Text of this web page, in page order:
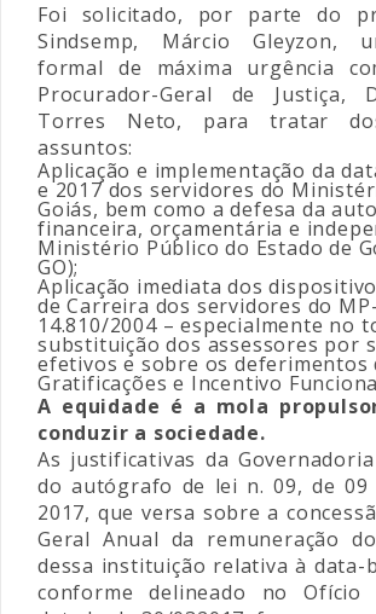
Foi solicitado, por parte do
Sindsemp, Márcio Gleyzon,
formal de máxima urgência
Procurador-Geral de Justiça,
Torres Neto, para tratar
assuntos:
Aplicação e implementação da
e 2017 dos servidores do
Goiás, bem como a defesa da
financeira, orçamentária e
Ministério Público do Estado de
GO);
Aplicação imediata dos
de Carreira dos servidores do
14.810/2004 – especialmente no
substituição dos assessores por
efetivos e sobre os deferimentos
Gratificações e Incentivo
A equidade é a mola
conduzir a sociedade.
As justificativas da
do autógrafo de lei n. 09, de 09
2017, que versa sobre a
Geral Anual da remuneração
dessa instituição relativa à data-
conforme delineado no Ofício